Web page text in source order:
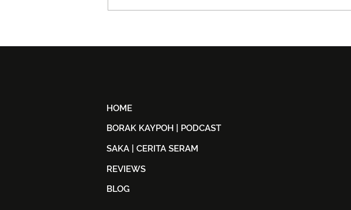
Suwito
HOME
BORAK KAYPOH | PODCAST
SAKA | CERITA SERAM
REVIEWS
BLOG